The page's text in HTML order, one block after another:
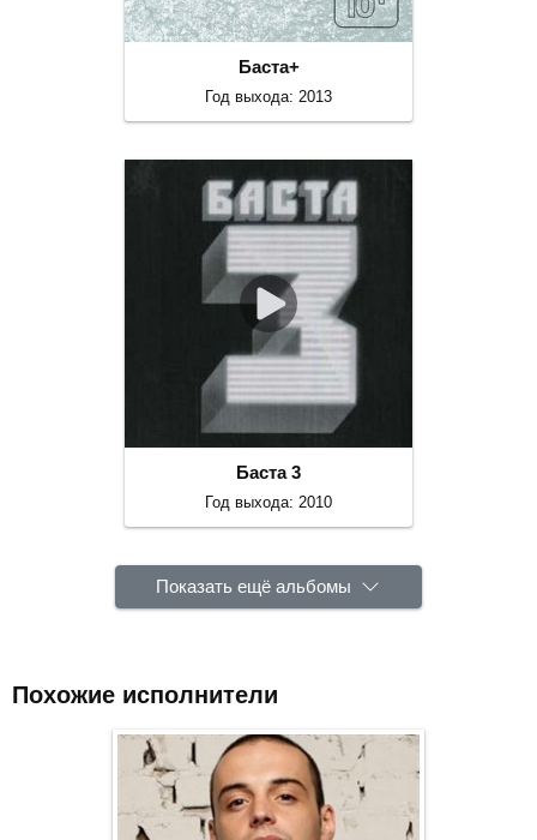
Баста+
Год выхода: 2013
Баста 3
Год выхода: 2010
Показать ещё альбомы
Похожие исполнители